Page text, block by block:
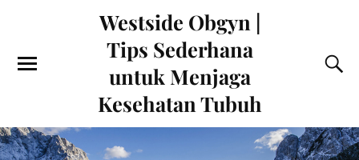
Westside Obgyn |
Tips Sederhana
untuk Menjaga
Kesehatan Tubuh